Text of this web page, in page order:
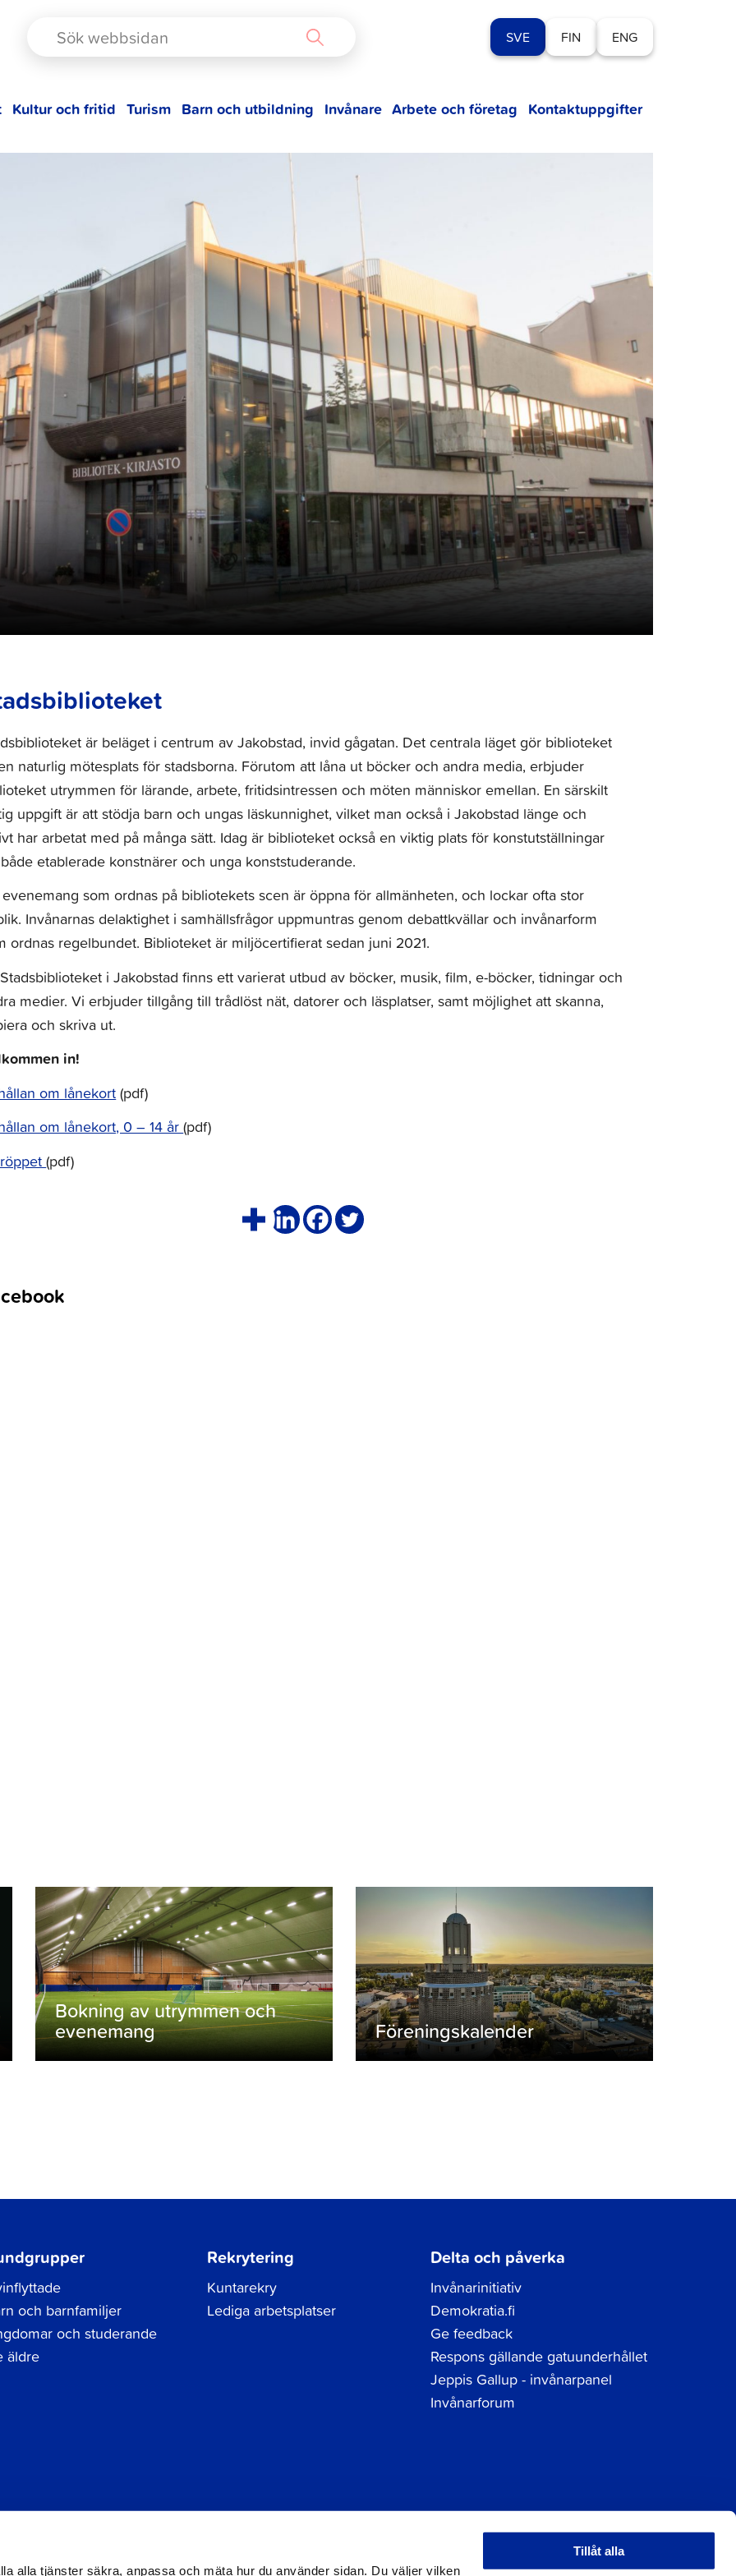
alla tjänster säkra, anpassa och mäta hur du använder sidan. Du väljer vilken
Tillåt alla
SVE FIN ENG
Kultur och fritid Turism Barn och utbildning Invånare Arbete och företag Kontaktuppgifter
är beläget i centrum av Jakobstad, invid gågatan. Det centrala läget gör biblioteket
naturlig mötesplats för stadsborna. Förutom att låna ut böcker och andra media, erbjuder
utrymmen för lärande, arbete, fritidsintressen och möten människor emellan. En särskilt
uppgift är att stödja barn och ungas läskunnighet, vilket man också i Jakobstad länge och
har arbetat med på många sätt. Idag är biblioteket också en viktig plats för konstutställningar
etablerade konstnärer och unga konststuderande.
som ordnas på bibliotekets scen är öppna för allmänheten, och lockar ofta stor
Invånarnas delaktighet i samhällsfrågor uppmuntras genom debattkvällar och invånarform
ordnas regelbundet. Biblioteket är miljöcertifierat sedan juni 2021.
i Jakobstad finns ett varierat utbud av böcker, musik, film, e-böcker, tidningar och
medier. Vi erbjuder tillgång till trådlöst nät, datorer och läsplatser, samt möjlighet att skanna,
och skriva ut.
in!
om lånekort(pdf)
om lånekort, 0 – 14 år(pdf)
(pdf)
Bokning av utrymmen och
evenemang Föreningskalender
och barnfamiljer
och studerande
äldre
Rekrytering
Kuntarekry
Lediga arbetsplatser
Delta och påverka
Invånarinitiativ
Demokratia.fi
Ge feedback
Respons gällande gatuunderhållet
Jeppis Gallup - invånarpanel
Invånarforum
registraturen@jakobstad.fiTillgänglighetsutlåtande